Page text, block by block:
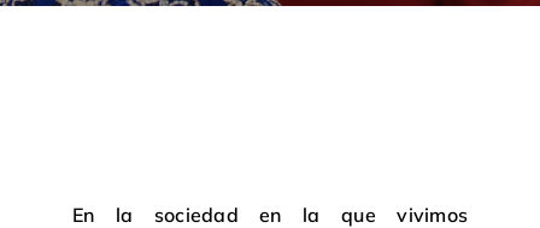
En la sociedad en la que vivimos